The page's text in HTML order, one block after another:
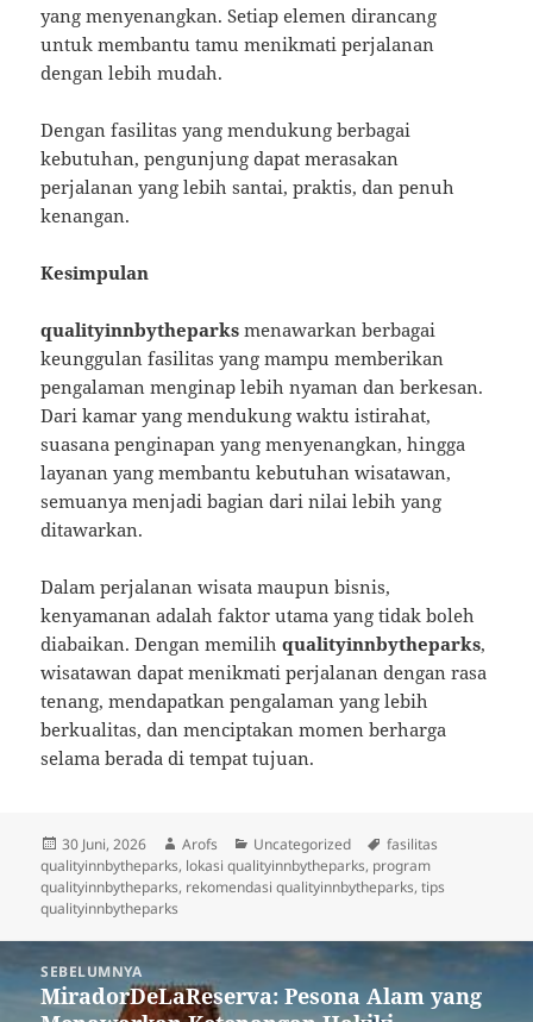
yang menyenangkan. Setiap elemen dirancang
untuk membantu tamu menikmati perjalanan
dengan lebih mudah.
Dengan fasilitas yang mendukung berbagai
kebutuhan, pengunjung dapat merasakan
perjalanan yang lebih santai, praktis, dan penuh
kenangan.
Kesimpulan
qualityinnbytheparks menawarkan berbagai
keunggulan fasilitas yang mampu memberikan
pengalaman menginap lebih nyaman dan berkesan.
Dari kamar yang mendukung waktu istirahat,
suasana penginapan yang menyenangkan, hingga
layanan yang membantu kebutuhan wisatawan,
semuanya menjadi bagian dari nilai lebih yang
ditawarkan.
Dalam perjalanan wisata maupun bisnis,
kenyamanan adalah faktor utama yang tidak boleh
diabaikan. Dengan memilihqualityinnbytheparks,
wisatawan dapat menikmati perjalanan dengan rasa
tenang, mendapatkan pengalaman yang lebih
berkualitas, dan menciptakan momen berharga
selama berada di tempat tujuan.
Diposkan
pada
30 Juni, 2026 Penulis
Arofs Kategori
Uncategorized Tag
fasilitas
qualityinnbytheparks, lokasi qualityinnbytheparks, program
qualityinnbytheparks, rekomendasi qualityinnbytheparks,tips
qualityinnbytheparks
SEBELUMNYA
Pos
MiradorDeLaReserva: Pesona Alam yang